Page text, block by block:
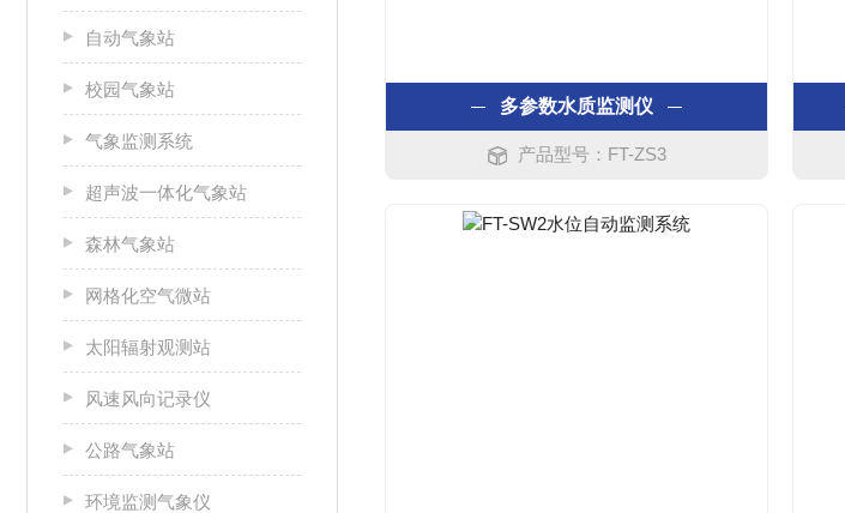
自动气象站
校园气象站
气象监测系统
超声波一体化气象站
森林气象站
网格化空气微站
太阳辐射观测站
风速风向记录仪
公路气象站
环境监测气象仪
多参数水质监测仪
产品型号：FT-ZS3